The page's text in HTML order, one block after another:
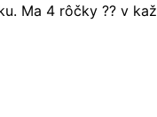
Ma 4 rôčky ?? v